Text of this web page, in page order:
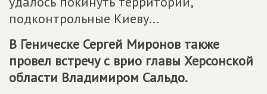
подконтрольные Киеву...
В Геническе Сергей Миронов также
провел встречу с врио главы Херсонской
области Владимиром Сальдо.